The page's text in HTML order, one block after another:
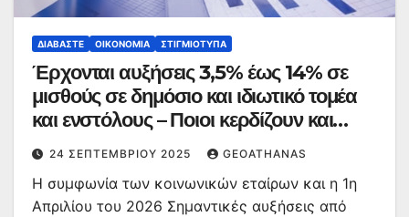
ΔΙΑΒΆΣΤΕ ΟΙΚΟΝΟΜΊΑ ΣΤΙΓΜΙΌΤΥΠΑ
Έρχονται αυξήσεις 3,5% έως 14% σε
μισθούς σε δημόσιο και ιδιωτικό τομέα
και ενστόλους – Ποιοι κερδίζουν και
πόσα
24 ΣΕΠΤΕΜΒΡΊΟΥ 2025 GEOATHANAS
Η συμφωνία των κοινωνικών εταίρων και η 1η
Απριλίου του 2026 Σημαντικές αυξήσεις από